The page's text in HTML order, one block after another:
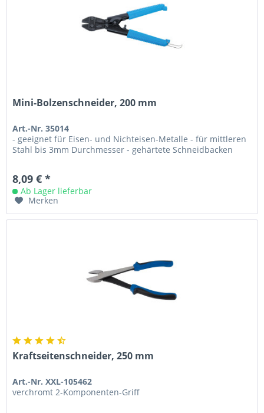
Mini-Bolzenschneider, 200 mm
Art.-Nr. 35014
- geeignet für Eisen- und Nichteisen-Metalle - für mittleren
Stahl bis 3mm Durchmesser - gehärtete Schneidbacken
8,09 € *
Ab Lager lieferbar
Merken
Kraftseitenschneider, 250 mm
Art.-Nr. XXL-105462
verchromt 2-Komponenten-Griff